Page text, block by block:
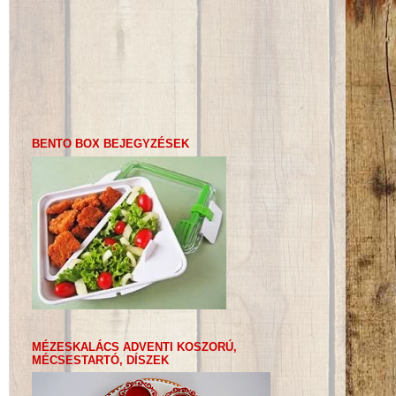
BENTO BOX BEJEGYZÉSEK
MÉZESKALÁCS ADVENTI KOSZORÚ,
MÉCSESTARTÓ, DÍSZEK